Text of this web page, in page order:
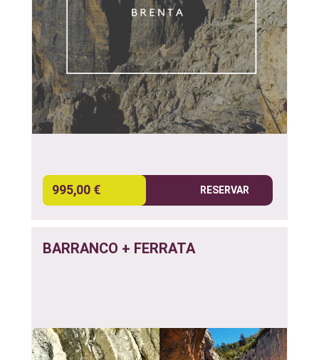
995,00 € RESERVAR
BARRANCO + FERRATA